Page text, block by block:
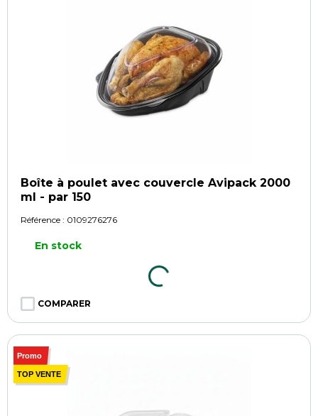
Boîte à poulet avec couvercle Avipack 2000
ml - par 150
Référence : 0109276276
En stock
COMPARER
Promo
TOP VENTE